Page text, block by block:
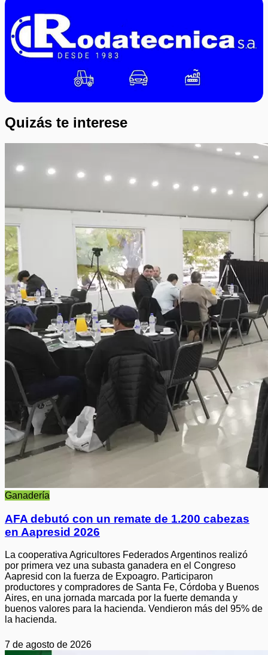
Quizás te interese
Ganadería
AFA debutó con un remate de 1.200 cabezas
en Aapresid 2026
La cooperativa Agricultores Federados Argentinos realizó
por primera vez una subasta ganadera en el Congreso
Aapresid con la fuerza de Expoagro. Participaron
productores y compradores de Santa Fe, Córdoba y Buenos
Aires, en una jornada marcada por la fuerte demanda y
buenos valores para la hacienda. Vendieron más del 95% de
la hacienda.
7 de agosto de 2026